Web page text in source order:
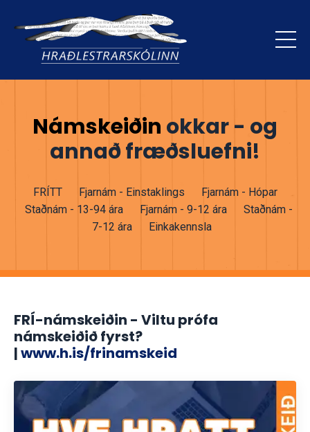
Námskeiðin okkar - og
annað fræðsluefni!
FRÍTT Fjarnám - Einstaklings
Fjarnám - Hópar
Staðnám - 13-94 ára
Fjarnám - 9-12 ára
Staðnám -
7-12 ára
Einkakennsla
FRÍ-námskeiðin - Viltu prófa
námskeiðið fyrst?
|www.h.is/frinamskeid